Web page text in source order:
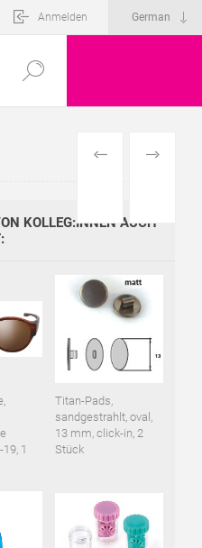
Anmelden
VORHERIGES
KOLLEG:INNEN AUCH
19, 1
Titan-Pads,
sandgestrahlt, oval,
13 mm, click-in, 2
Stück